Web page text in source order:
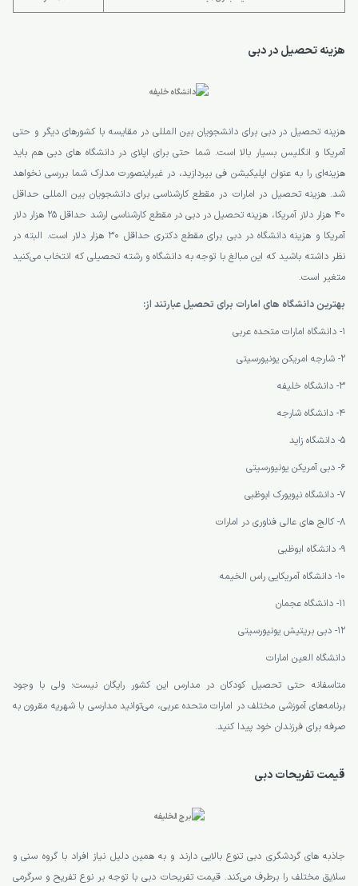
هزینه تحصیل در دبی
هزینه تحصیل در دبی برای دانشجویان بین المللی در مقایسه با کشورهای دیگر و حتی
آمریکا و انگلیس بسیار بالا است. شما حتی برای اپلای در دانشگاه های دبی هم باید
هزینه‌ای را به عنوان اپلیکیشن فی بپردازید، در غیراینصورت مدارک شما بررسی نخواهد
شد. هزینه تحصیل در امارات در مقطع کارشناسی برای دانشجویان بین المللی حداقل
40 هزار دلار آمریکا، هزینه تحصیل در دبی در مقطع کارشناسی ارشد حداقل 25 هزار دلار
آمریکا و هزینه دانشگاه در دبی برای مقطع دکتری حداقل 30 هزار دلار است. البته در
نظر داشته باشید که این مبالغ با توجه به دانشگاه و رشته تحصیلی که انتخاب می‌کنید
متغیر است.
بهترین دانشگاه های امارات برای تحصیل عبارتند از:
1- دانشگاه امارات متحده عربی
2- شارجه امریکن یونیورسیتی
3- دانشگاه خلیفه
4- دانشگاه شارجه
5- دانشگاه زاید
6- دبی آمریکن یونیورسیتی
7- دانشگاه نیویورک ابوظبی
8- کالج های عالی فناوری در امارات
9- دانشگاه ابوظبی
10- دانشگاه آمریکایی راس الخیمه
11- دانشگاه عجمان
12- دبی بریتیش یونیورسیتی
دانشگاه العین امارات
متاسفانه حتی تحصیل کودکان در مدارس این کشور رایگان نیست؛ ولی با وجود
برنامه‌های آموزشی مختلف در امارات متحده عربی، می‌توانید مدارسی با شهریه مقرون به
صرفه برای فرزندان خود پیدا کنید.
قیمت تفریحات دبی
جاذبه های گردشگری دبی تنوع بالایی دارند و به همین دلیل نیاز افراد با گروه سنی و
سلایق مختلف را برطرف می‌کند. قیمت تفریحات دبی با توجه بر نوع تفریح و سرگرمی